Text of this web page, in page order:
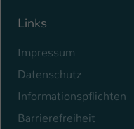
Links
Impressum
Datenschutz
Informationspflichten
Barrierefreiheit